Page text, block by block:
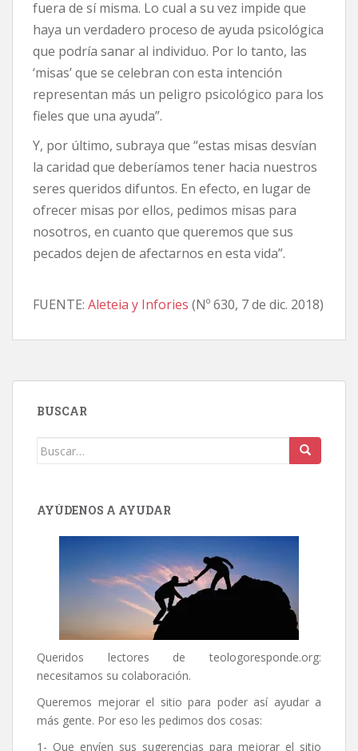
fuera de sí misma. Lo cual a su vez impide que
haya un verdadero proceso de ayuda psicológica
que podría sanar al individuo. Por lo tanto, las
‘misas’ que se celebran con esta intención
representan más un peligro psicológico para los
fieles que una ayuda”.
Y, por último, subraya que “estas misas desvían
la caridad que deberíamos tener hacia nuestros
seres queridos difuntos. En efecto, en lugar de
ofrecer misas por ellos, pedimos misas para
nosotros, en cuanto que queremos que sus
pecados dejen de afectarnos en esta vida”.
FUENTE: Aleteia y Infories (Nº 630, 7 de dic. 2018)
BUSCAR
Buscar:
AYÚDENOS A AYUDAR
Queridos lectores de teologoresponde.org:
necesitamos su colaboración.
Queremos mejorar el sitio para poder así ayudar a
más gente. Por eso les pedimos dos cosas:
1- Que envíen sus sugerencias para mejorar el sitio